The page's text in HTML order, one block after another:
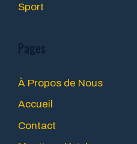
Sport
Pages
À Propos de Nous
Accueil
Contact